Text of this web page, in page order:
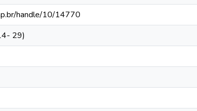
handle/10/14770
29)